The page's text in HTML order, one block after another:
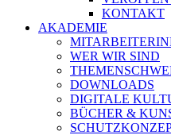
KONTAKT
AKADEMIE
WER WIR SIND
DOWNLOADS
DIGITALE
BÜCHER &